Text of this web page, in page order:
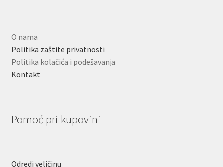
O nama
Politika zaštite privatnosti
Politika kolačića i podešavanja
Kontakt
Pomoć pri kupovini
Odredi veličinu